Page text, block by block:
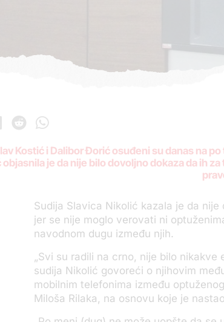
Kostić i Dalibor Đorić osuđeni su danas na
je da nije bilo dovoljno dokaza da ih
Sudija Slavica Nikolić kazala je da
jer se nije moglo verovati ni
navodnom dugu između njih.
„Svi su radili na crno, nije bilo
sudija Nikolić govoreći o njihovim
mobilnim telefonima između
Miloša Rilaka, na osnovu koje je